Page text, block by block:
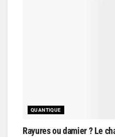
QUANTIQUE
Rayures ou damier ? Le